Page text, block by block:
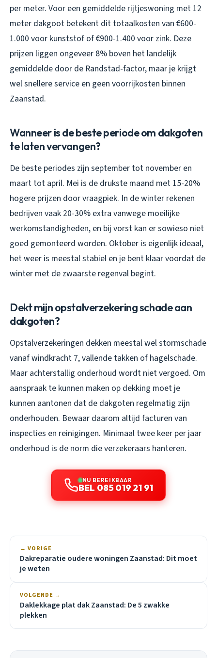
per meter. Voor een gemiddelde rijtjeswoning met 12
meter dakgoot betekent dit totaalkosten van €600-
1.000 voor kunststof of €900-1.400 voor zink. Deze
prijzen liggen ongeveer 8% boven het landelijk
gemiddelde door de Randstad-factor, maar je krijgt
wel snellere service en geen voorrijkosten binnen
Zaanstad.
Wanneer is de beste periode om dakgoten
te laten vervangen?
De beste periodes zijn september tot november en
maart tot april. Mei is de drukste maand met 15-20%
hogere prijzen door vraagpiek. In de winter rekenen
bedrijven vaak 20-30% extra vanwege moeilijke
werkomstandigheden, en bij vorst kan er sowieso niet
goed gemonteerd worden. Oktober is eigenlijk ideaal,
het weer is meestal stabiel en je bent klaar voordat de
winter met de zwaarste regenval begint.
Dekt mijn opstalverzekering schade aan
dakgoten?
Opstalverzekeringen dekken meestal wel stormschade
vanaf windkracht 7, vallende takken of hagelschade.
Maar achterstallig onderhoud wordt niet vergoed. Om
aanspraak te kunnen maken op dekking moet je
kunnen aantonen dat de dakgoten regelmatig zijn
onderhouden. Bewaar daarom altijd facturen van
inspecties en reinigingen. Minimaal twee keer per jaar
onderhoud is de norm die verzekeraars hanteren.
NU BEREIKBAAR
BEL 085 019 21 91
← VORIGE
Dakreparatie oudere woningen Zaanstad: Dit moet
je weten
VOLGENDE →
Daklekkage plat dak Zaanstad: De 5 zwakke
plekken